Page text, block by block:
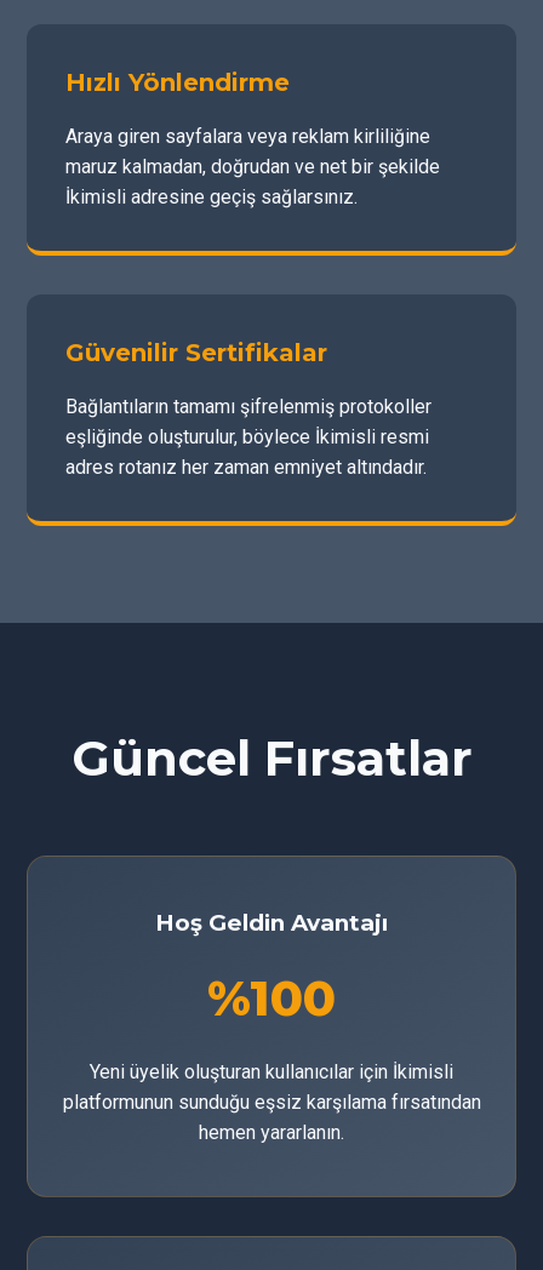
Hızlı Yönlendirme
Araya giren sayfalara veya reklam kirliliğine
maruz kalmadan, doğrudan ve net bir şekilde
İkimisli adresine geçiş sağlarsınız.
Güvenilir Sertifikalar
Bağlantıların tamamı şifrelenmiş protokoller
eşliğinde oluşturulur, böylece İkimisli resmi
adres rotanız her zaman emniyet altındadır.
Güncel Fırsatlar
Hoş Geldin Avantajı
%100
Yeni üyelik oluşturan kullanıcılar için İkimisli
platformunun sunduğu eşsiz karşılama fırsatından
hemen yararlanın.